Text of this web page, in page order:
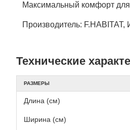
Максимальный комфорт
Производитель: F.HABITAT,
Технические
РАЗМЕРЫ
Длина (см)
Ширина (см)